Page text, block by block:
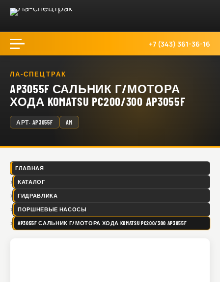
+7 (343) 361-36-16
ЛА-СПЕЦТРАК
AP3055F САЛЬНИК Г/МОТОРА
ХОДА KOMATSU PC200/300 AP3055F
АРТ. AP3055F AM
ГЛАВНАЯ
КАТАЛОГ
ГИДРАВЛИКА
ПОРШНЕВЫЕ НАСОСЫ
AP3055F САЛЬНИК Г/МОТОРА ХОДА KOMATSU PC200/300 AP3055F